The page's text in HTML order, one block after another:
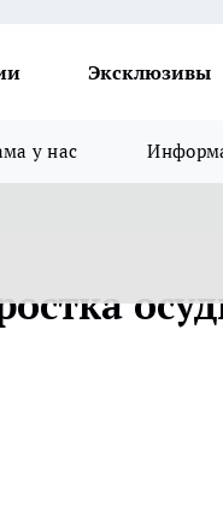
Эксклюзивы
у нас